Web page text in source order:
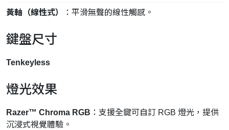
黃軸（線性式） ：平滑無聲的線性觸感。
鍵盤尺寸
Tenkeyless
燈光效果
Razer™ Chroma RGB ：支援全鍵可自訂 RGB 燈光，提供
沉浸式視覺體驗。